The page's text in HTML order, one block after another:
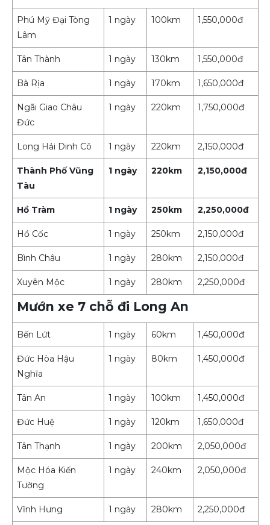
Phú Mỹ Đại Tòng
Lâm
1 ngày 100km 1,550,000đ
Tân Thành 1 ngày 130km 1,550,000đ
Bà Rịa 1 ngày 170km 1,650,000đ
Ngãi Giao Châu
Đức
1 ngày 220km 1,750,000đ
Long Hải Dinh Cô 1 ngày 220km 2,150,000đ
Thành Phố Vũng
Tàu
1 ngày 220km 2,150,000đ
Hồ Tràm 1 ngày 250km 2,250,000đ
Hồ Cốc 1 ngày 250km 2,150,000đ
Bình Châu 1 ngày 280km 2,150,000đ
Xuyên Mộc 1 ngày 280km 2,250,000đ
Mướn xe 7 chỗ đi Long An
Bến Lứt 1 ngày 60km 1,450,000đ
Đức Hòa Hậu
Nghĩa
1 ngày 80km 1,450,000đ
Tân An 1 ngày 100km 1,450,000đ
Đức Huệ 1 ngày 120km 1,650,000đ
Tân Thạnh 1 ngày 200km 2,050,000đ
Mộc Hóa Kiến
Tường
1 ngày 240km 2,050,000đ
Vĩnh Hưng 1 ngày 280km 2,250,000đ